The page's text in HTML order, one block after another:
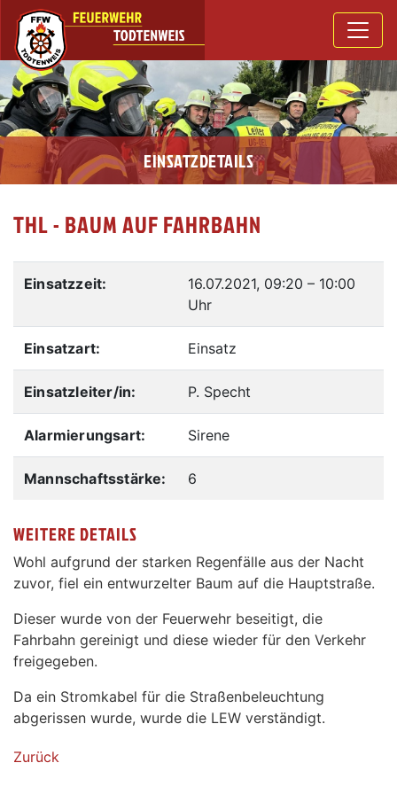
EINSATZDETAILS
THL - BAUM AUF FAHRBAHN
Einsatzzeit: 16.07.2021, 09:20 – 10:00
Uhr
Einsatzart: Einsatz
Einsatzleiter/in: P. Specht
Alarmierungsart: Sirene
Mannschaftsstärke: 6
WEITERE DETAILS
Wohl aufgrund der starken Regenfälle aus der Nacht
zuvor, fiel ein entwurzelter Baum auf die Hauptstraße.
Dieser wurde von der Feuerwehr beseitigt, die
Fahrbahn gereinigt und diese wieder für den Verkehr
freigegeben.
Da ein Stromkabel für die Straßenbeleuchtung
abgerissen wurde, wurde die LEW verständigt.
Zurück